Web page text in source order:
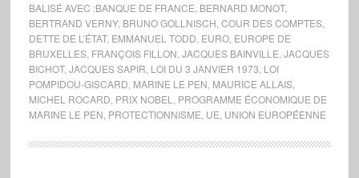
BALISÉ AVEC :BANQUE DE FRANCE BERNARD MONOT,
BERTRAND VERNY, BRUNO GOLLNISCH COUR DES COMPTES,
DETTE DE L’ÉTAT, EMMANUEL TODD EURO, EUROPE DE
BRUXELLES, FRANÇOIS FILLON JACQUES BAINVILLE JACQUES
BICHOT, JACQUES SAPIR LOI DU 3 JANVIER 1973 LOI
POMPIDOU-GISCARD MARINE LE PEN MAURICE ALLAIS,
MICHEL ROCARD PRIX NOBEL
PROGRAMME ÉCONOMIQUE DE
MARINE LE PEN PROTECTIONNISME UE UNION EUROPÉENNE